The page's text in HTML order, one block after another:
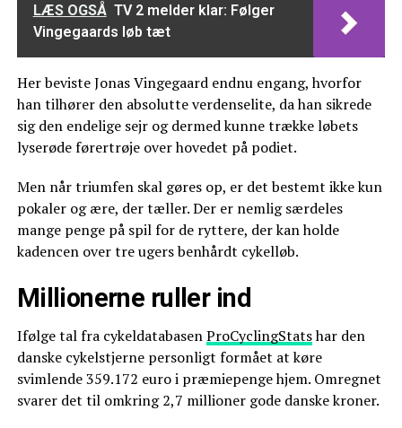
LÆS OGSÅ TV 2 melder klar: Følger
Vingegaards løb tæt
Her beviste Jonas Vingegaard endnu engang, hvorfor
han tilhører den absolutte verdenselite, da han sikrede
sig den endelige sejr og dermed kunne trække løbets
lyserøde førertrøje over hovedet på podiet.
Men når triumfen skal gøres op, er det bestemt ikke kun
pokaler og ære, der tæller. Der er nemlig særdeles
mange penge på spil for de ryttere, der kan holde
kadencen over tre ugers benhårdt cykelløb.
Millionerne ruller ind
Ifølge tal fra cykeldatabasenProCyclingStatshar den
danske cykelstjerne personligt formået at køre
svimlende 359.172 euro i præmiepenge hjem. Omregnet
svarer det til omkring 2,7 millioner gode danske kroner.